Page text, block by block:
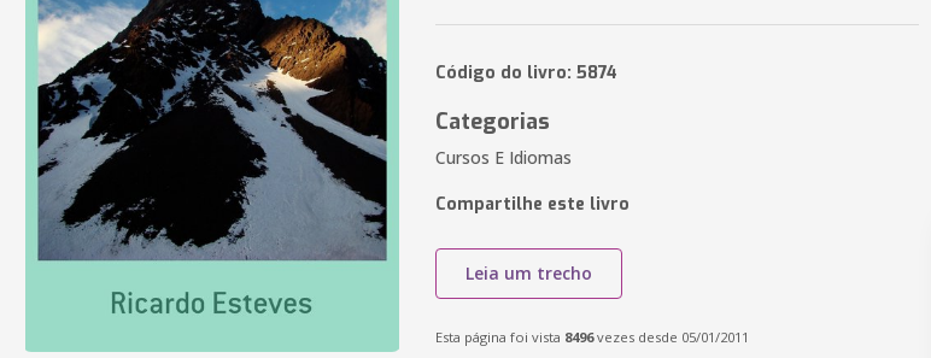
Código do livro: 5874
Categorias
Cursos E Idiomas
Compartilhe este livro
Leia um trecho
Esta página foi vista 8496vezes desde 05/01/2011